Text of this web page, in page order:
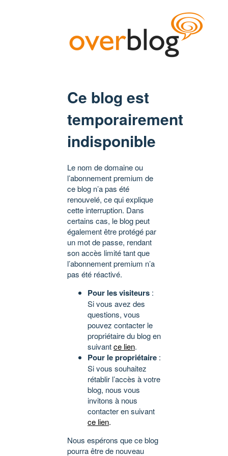
Ce blog est
temporairement
indisponible
Le nom de domaine ou
l’abonnement premium de
ce blog n’a pas été
renouvelé, ce qui explique
cette interruption. Dans
certains cas, le blog peut
également être protégé par
un mot de passe, rendant
son accès limité tant que
l’abonnement premium n’a
pas été réactivé.
Pour les visiteurs :
Si vous avez des
questions, vous
pouvez contacter le
propriétaire du blog en
suivantce lien.
Pour le propriétaire :
Si vous souhaitez
rétablir l’accès à votre
blog, nous vous
invitons à nous
contacter en suivant
ce lien.
Nous espérons que ce blog
pourra être de nouveau